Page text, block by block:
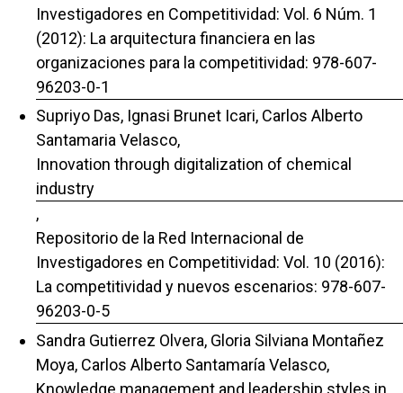
Investigadores en Competitividad: Vol. 6 Núm. 1
(2012): La arquitectura financiera en las
organizaciones para la competitividad: 978-607-
96203-0-1
Supriyo Das, Ignasi Brunet Icari, Carlos Alberto
Santamaria Velasco,
Innovation through digitalization of chemical
industry
,
Repositorio de la Red Internacional de
Investigadores en Competitividad: Vol. 10 (2016):
La competitividad y nuevos escenarios: 978-607-
96203-0-5
Sandra Gutierrez Olvera, Gloria Silviana Montañez
Moya, Carlos Alberto Santamaría Velasco,
Knowledge management and leadership styles in